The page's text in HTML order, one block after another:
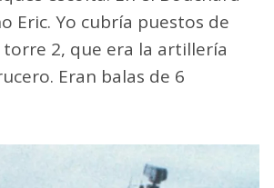
Eric. Yo cubría puestos de
2, que era la artillería
Eran balas de 6